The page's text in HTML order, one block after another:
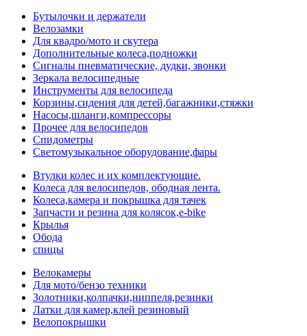
Бутылочки и держатели
Велозамки
Для квадро/мото и скутера
Дополнительные колеса,подножки
Сигналы пневматические, дудки, звонки
Зеркала велосипедные
Инструменты для велосипеда
Корзины,сидения для детей,багажники,стяжки
Насосы,шланги,компрессоры
Прочее для велосипедов
Спидометры
Светомузыкальное оборудование,фары
Втулки колес и их комплектующие.
Колеса для велосипедов, ободная лента.
Колеса,камера и покрышка для тачек
Запчасти и резина для колясок,e-bike
Крылья
Обода
спицы
Велокамеры
Для мото/бензо техники
Золотники,колпачки,ниппеля,резинки
Латки для камер,клей резиновый
Велопокрышки